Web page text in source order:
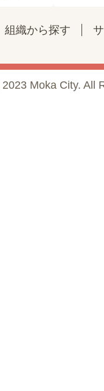
組織から探す
Moka City. All